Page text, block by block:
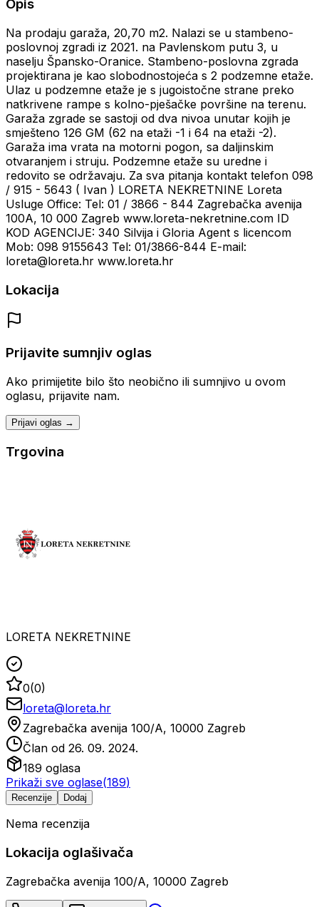
Opis
Na prodaju garaža, 20,70 m2. Nalazi se u stambeno-
poslovnoj zgradi iz 2021. na Pavlenskom putu 3, u
naselju Špansko-Oranice. Stambeno-poslovna zgrada
projektirana je kao slobodnostojeća s 2 podzemne etaže.
Ulaz u podzemne etaže je s jugoistočne strane preko
natkrivene rampe s kolno-pješačke površine na terenu.
Garaža zgrade se sastoji od dva nivoa unutar kojih je
smješteno 126 GM (62 na etaži -1 i 64 na etaži -2).
Garaža ima vrata na motorni pogon, sa daljinskim
otvaranjem i struju. Podzemne etaže su uredne i
redovito se održavaju. Za sva pitanja kontakt telefon 098
/ 915 - 5643 ( Ivan ) LORETA NEKRETNINE Loreta
Usluge Office: Tel: 01 / 3866 - 844 Zagrebačka avenija
100A, 10 000 Zagreb www.loreta-nekretnine.com ID
KOD AGENCIJE: 340 Silvija i Gloria Agent s licencom
Mob: 098 9155643 Tel: 01/3866-844 E-mail:
loreta@loreta.hr www.loreta.hr
Lokacija
Prijavite sumnjiv oglas
Ako primijetite bilo što neobično ili sumnjivo u ovom
oglasu, prijavite nam.
Prijavi oglas →
Trgovina
LORETA NEKRETNINE
0(0)
loreta@loreta.hr
Zagrebačka avenija 100/A, 10000 Zagreb
Član od 26. 09. 2024.
189 oglasa
Prikaži sve oglase(189)
Recenzije Dodaj
Nema recenzija
Lokacija oglašivača
Zagrebačka avenija 100/A, 10000 Zagreb